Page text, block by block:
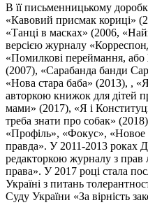
В її письменницькому
«Кавовий присмак кориці»
«Танці в масках» (2006,
версією журналу
«Помилкові переймання,
(2007), «Сарабанда банди
«Нова стара баба» (2013), ,
авторкою книжок для дітей
мами» (2017), «Я і
треба знати про собак»
«Профіль», «Фокус», «Новое
правда». У 2011-2013 роках
редакторкою журналу з прав
права». У 2017 році стала
Україні з питань
Суду України «За вірність